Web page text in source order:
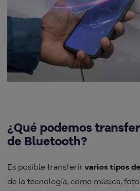
¿Qué podemos
de Bluetooth?
Es posible transferir varios tipos
de la tecnología, como música,